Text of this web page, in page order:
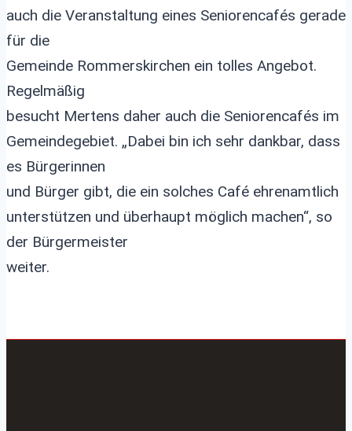
auch die Veranstaltung eines Seniorencafés gerade
für die
Gemeinde Rommerskirchen ein tolles Angebot.
Regelmäßig
besucht Mertens daher auch die Seniorencafés im
Gemeindegebiet. „Dabei bin ich sehr dankbar, dass
es Bürgerinnen
und Bürger gibt, die ein solches Café ehrenamtlich
unterstützen und überhaupt möglich machen“, so
der Bürgermeister
weiter.